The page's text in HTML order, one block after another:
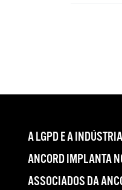
A LGPD E A
ANCORD IMPLANTA
ASSOCIADOS DA